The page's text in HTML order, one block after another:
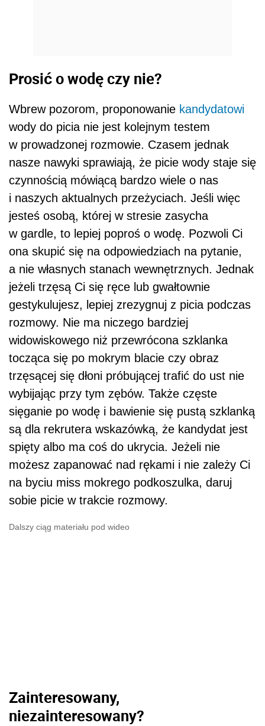
Prosić o wodę czy nie?
Wbrew pozorom, proponowanie kandydatowi
wody do picia nie jest kolejnym testem
w prowadzonej rozmowie. Czasem jednak
nasze nawyki sprawiają, że picie wody staje się
czynnością mówiącą bardzo wiele o nas
i naszych aktualnych przeżyciach. Jeśli więc
jesteś osobą, której w stresie zasycha
w gardle, to lepiej poproś o wodę. Pozwoli Ci
ona skupić się na odpowiedziach na pytanie,
a nie własnych stanach wewnętrznych. Jednak
jeżeli trzęsą Ci się ręce lub gwałtownie
gestykulujesz, lepiej zrezygnuj z picia podczas
rozmowy. Nie ma niczego bardziej
widowiskowego niż przewrócona szklanka
tocząca się po mokrym blacie czy obraz
trzęsącej się dłoni próbującej trafić do ust nie
wybijając przy tym zębów. Także częste
sięganie po wodę i bawienie się pustą szklanką
są dla rekrutera wskazówką, że kandydat jest
spięty albo ma coś do ukrycia. Jeżeli nie
możesz zapanować nad rękami i nie zależy Ci
na byciu miss mokrego podkoszulka, daruj
sobie picie w trakcie rozmowy.
Dalszy ciąg materiału pod wideo
Zainteresowany,
niezainteresowany?